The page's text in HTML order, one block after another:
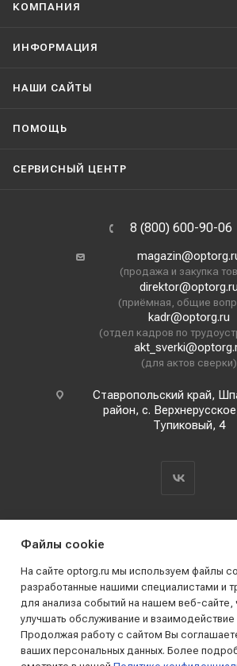
КОМПАНИЯ
ИНФОРМАЦИЯ
НАШИ CАЙТЫ
ПОМОЩЬ
СЕРВИСНЫЙ ЦЕНТР
8 (800) 600-90-06
(продажа и закупка
direktor@optorg.ru
(приёмная, общие
kadr@optorg.ru
(отдел кадров по
(для актов сверки)
Ставропольский край,
район, с.
Тупиковый, 4
2019 - 2026 © АО КПК
Все права защищены
Файлы cookie
На сайте optorg.ru мы используем файлы
разработанные нашими специалистами и
для анализа событий на нашем веб-сайте,
улучшать обслуживание и
Продолжая работу с сайтом Вы
ваших персональных данных. Более